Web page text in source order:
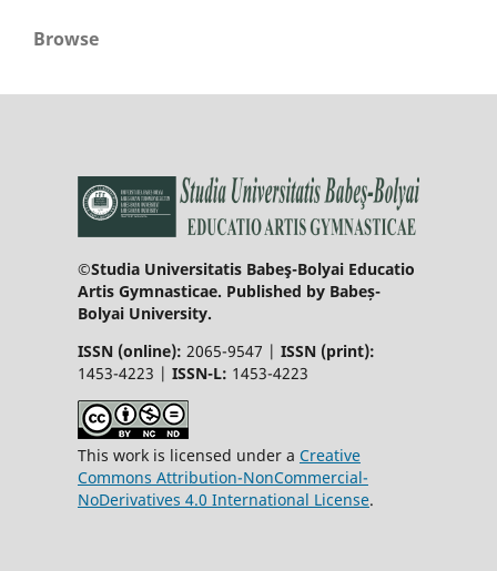
Browse
©Studia Universitatis Babeş-Bolyai Educatio
Artis Gymnasticae. Published by Babeș-
Bolyai University.
ISSN (online): 2065-9547 | ISSN (print):
1453-4223 | ISSN-L: 1453-4223
This work is licensed under a Creative
Commons Attribution-NonCommercial-
NoDerivatives 4.0 International License.